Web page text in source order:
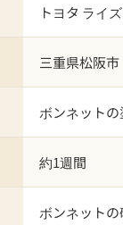
トヨタ ライ
三重県松阪市
ボンネット
約1週間
ボンネット